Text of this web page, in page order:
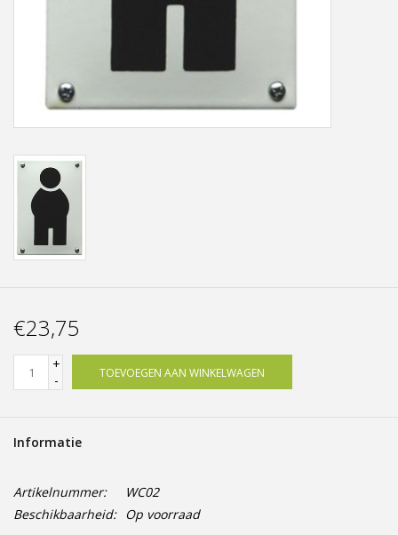
Cadeaubonnen
gesneden
Portfolio
kleuren en lettertypes
€23,75
+
-
TOEVOEGEN AAN WINKELWAGEN
Informatie
Artikelnummer:
WC02
Beschikbaarheid: Op voorraad